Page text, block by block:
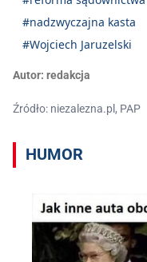
#nadzwyczajna kasta
#Wojciech Jaruzelski
Autor: redakcja
Źródło: niezalezna.pl, PAP
HUMOR